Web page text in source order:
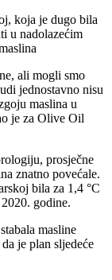
koja je dugo bila
u nadolazećim
ali mogli smo
jednostavno nisu
maslina u
je za Olive Oil
prosječne
znatno povećale.
bila za 1,4 °C
godine.
masline
je plan sljedeće